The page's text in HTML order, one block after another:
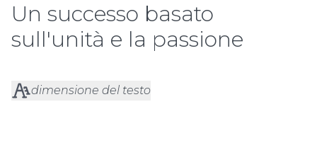
Un successo basato
sull'unità e la passione
dimensione del testo